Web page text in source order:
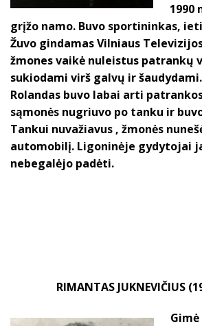
1990
grįžo namo. Buvo sportininkas,
Žuvo gindamas Vilniaus
žmones vaikė nuleistus patrankų
sukiodami virš galvų ir
Rolandas buvo labai arti
sąmonės nugriuvo po tanku ir
Tankui nuvažiavus , žmonės
automobilį. Ligoninėje gydytojai
nebegalėjo padėti.
RIMANTAS JUKNEVIČIUS